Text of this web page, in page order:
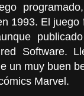
1993. El
Software.
un muy buen
Marvel.